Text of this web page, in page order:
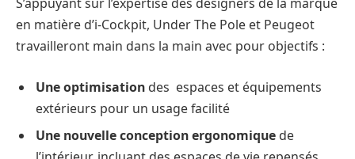
en matière d’i-Cockpit, Under The Pole et Peugeot
travailleront main dans la main avec pour objectifs :
Une optimisation des espaces et équipements
extérieurs pour un usage facilité
Une nouvelle conception ergonomique de